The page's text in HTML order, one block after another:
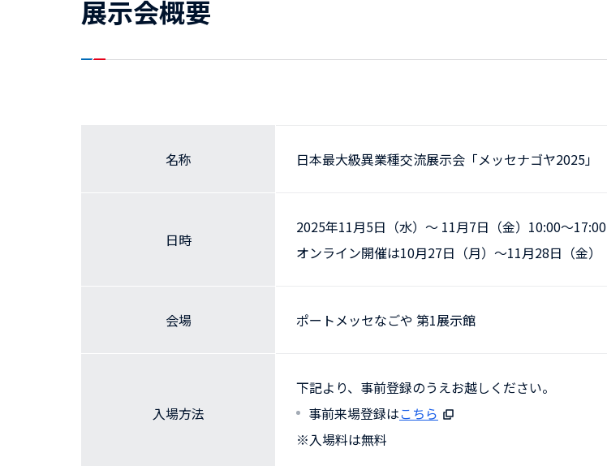
展示会概要
名称 日本最大級異業種交流展示会「メッセナゴヤ2025」
日時
2025年11月5日（水）〜 11月7日（金）10:00～17:00
オンライン開催は10月27日（月）〜11月28日（金）
会場 ポートメッセなごや 第1展示館
入場方法
下記より、事前登録のうえお越しください。
事前来場登録はこちら
※入場料は無料